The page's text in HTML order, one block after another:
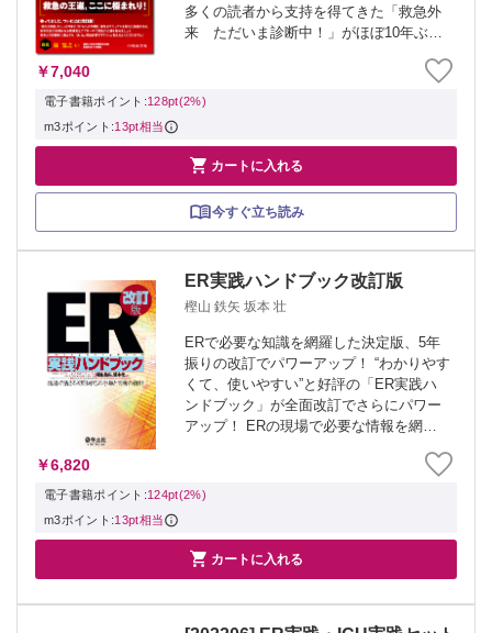
多くの読者から支持を得てきた「救急外
来 ただいま診断中！」がほぼ10年ぶり
ニーズに応えるべく各項目の内容や文献
等を最新の知見を反映し大幅に加筆．さ
￥7,040
電子書籍ポイント:128pt(2%)
m3ポイント:13pt相当
 カートに入れる
今すぐ立ち読み
ER実践ハンドブック改訂版
樫山 鉄矢 坂本 壮
ERで必要な知識を網羅した決定版、5年
振りの改訂でパワーアップ！ “わかりやす
くて、使いやすい”と好評の「ER実践ハ
ンドブック」が全面改訂でさらにパワー
アップ！ ERの現場で必要な情報を網羅
ートを追加、最新のエビデンスに基づい
た情報で,より実用的に,さらにわかり...
￥6,820
電子書籍ポイント:124pt(2%)
m3ポイント:13pt相当
 カートに入れる